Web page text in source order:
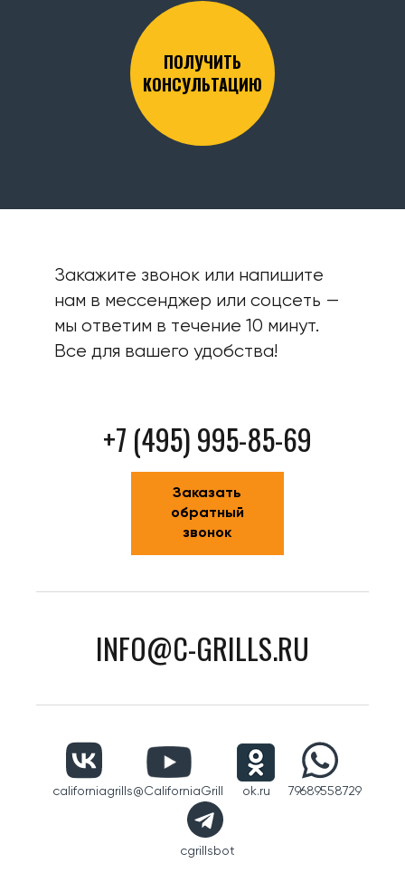
ПОЛУЧИТЬ
КОНСУЛЬТАЦИЮ
Закажите звонок или напишите
нам в мессенджер или соцсеть —
мы ответим в течение 10 минут.
Все для вашего удобства!
+7 (495) 995-85-69
Заказать
обратный
звонок
INFO@C-GRILLS.RU
californiagrills@CaliforniaGrill ok.ru 79689558729
cgrillsbot